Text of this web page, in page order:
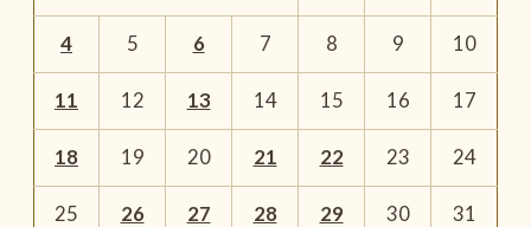
4 5 6 7 8 9 10
11 12 13 14 15 16 17
18 19 20 21 22 23 24
25 26 27 28 29 30 31